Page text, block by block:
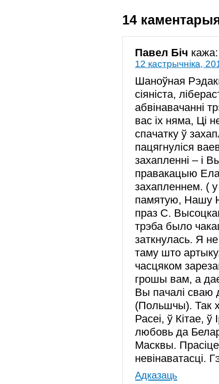
14
Павел Біч кажа:
12 кастрычніка,
Шаноўная
сіяніста,
абвінавачанні
вас іх няма, Ці
спачатку ў
пацягнуліся
захапленні – і
правакацыю
захапленнем. (
памятую, Нашу
праз С.
трэба было
заткнулась. Я
таму што
часцяком
грошы вам, а
Вы пачалі сваю
(Польшчы). Так
Расеі, ў Кітае,
любовь да
Масквы.
невінаватасці.
Адказаць